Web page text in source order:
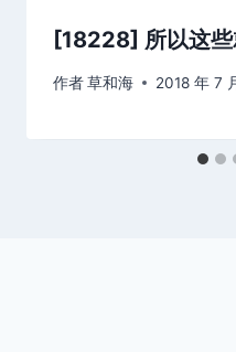
[18228] 所以这
作者草和海 2018 年 7